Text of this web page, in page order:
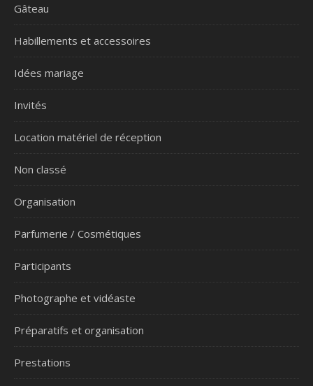
Gâteau
Habillements et accessoires
Idées mariage
Invités
Location matériel de réception
Non classé
Organisation
Parfumerie / Cosmétiques
Participants
Photographe et vidéaste
Préparatifs et organisation
Prestations